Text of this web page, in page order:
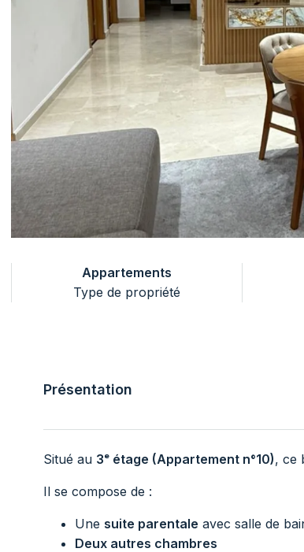
Appartements
Type de propriété
Présentation
Situé au 3ᵉ étage (Appartement n°10), ce
Il se compose de :
Une suite parentale avec salle de
Deux autres chambres